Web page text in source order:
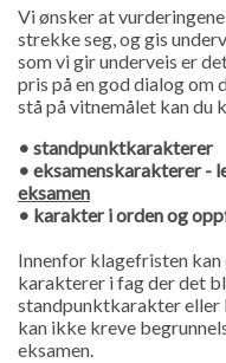
Vi ønsker at
strekke seg, og gis
som vi gir underveis er
pris på en god dialog om
stå på vitnemålet kan du
• standpunktkarakterer
• eksamenskarakterer -
eksamen
• karakter i orden og
Innenfor klagefristen
karakterer i fag der det
standpunktkarakter eller
kan ikke kreve
eksamen.